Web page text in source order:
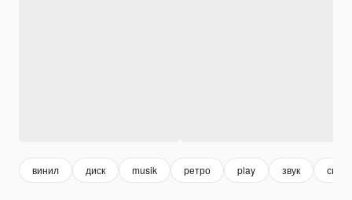
винил диск musik ретро play звук